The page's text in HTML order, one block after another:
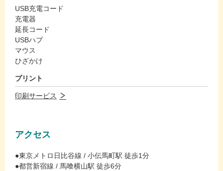
USB充電コード
充電器
延長コード
USBハブ
マウス
ひざかけ
プリント
印刷サービス
アクセス
●東京メトロ日比谷線 / 小伝馬町駅 徒歩1分
●都営新宿線 / 馬喰横山駅 徒歩6分